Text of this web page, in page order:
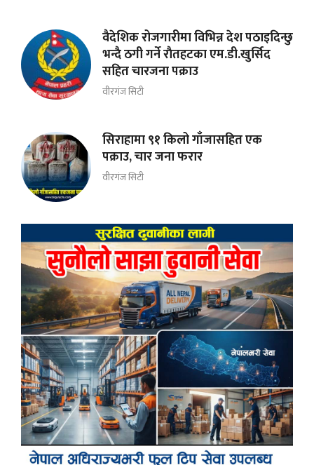
वैदेशिक रोजगारीमा विभिन्न देश पठाइदिन्छु
भन्दै ठगी गर्ने राैतहटका एम.डी.खुर्सिद
सहित चारजना पक्राउ
वीरगंज सिटी
सिराहामा ९१ किलो गाँजासहित एक
पक्राउ, चार जना फरार
वीरगंज सिटी